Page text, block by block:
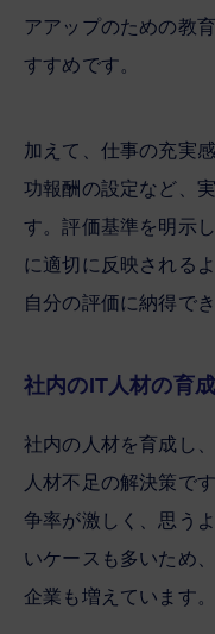
アアップのための教
すすめです。
加えて、仕事の充実
功報酬の設定など、
す。評価基準を明示
に適切に反映される
自分の評価に納得で
社内のIT人材の育成
社内の人材を育成し
人材不足の解決策で
争率が激しく、思う
いケースも多いため
企業も増えています。